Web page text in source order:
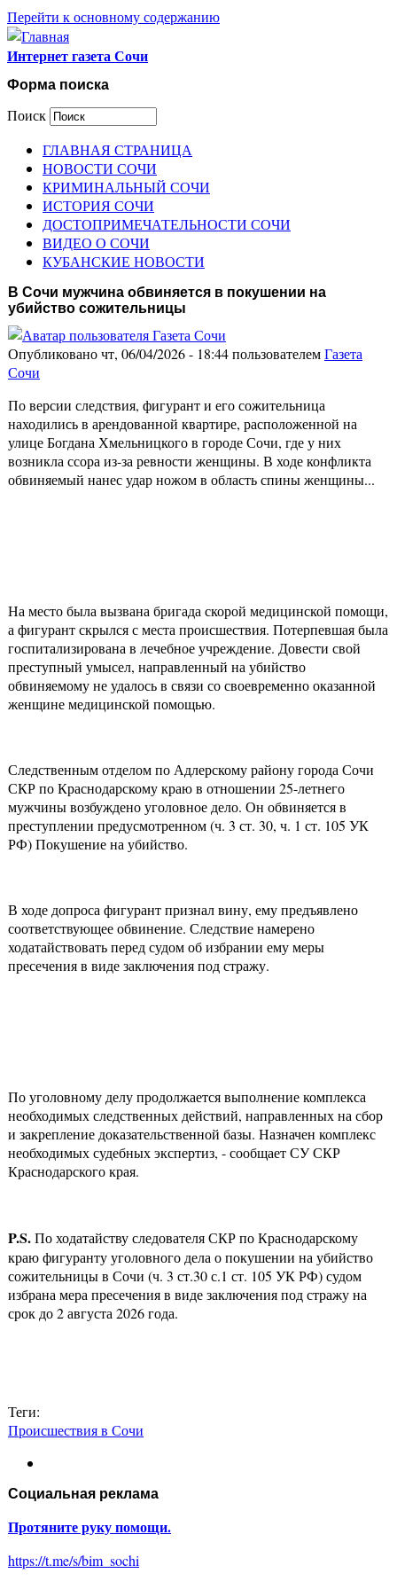
Перейти к основному содержанию
Интернет газета Сочи
Форма поиска
Поиск
ГЛАВНАЯ СТРАНИЦА
НОВОСТИ СОЧИ
КРИМИНАЛЬНЫЙ СОЧИ
ИСТОРИЯ СОЧИ
ДОСТОПРИМЕЧАТЕЛЬНОСТИ СОЧИ
ВИДЕО О СОЧИ
КУБАНСКИЕ НОВОСТИ
В Сочи мужчина обвиняется в покушении на
убийство сожительницы
Опубликовано чт, 06/04/2026 - 18:44 пользователемГазета
Сочи
По версии следствия, фигурант и его сожительница
находились в арендованной квартире, расположенной на
улице Богдана Хмельницкого в городе Сочи, где у них
возникла ссора из-за ревности женщины. В ходе конфликта
обвиняемый нанес удар ножом в область спины женщины...
На место была вызвана бригада скорой медицинской помощи,
а фигурант скрылся с места происшествия. Потерпевшая была
госпитализирована в лечебное учреждение. Довести свой
преступный умысел, направленный на убийство
обвиняемому не удалось в связи со своевременно оказанной
женщине медицинской помощью.
Следственным отделом по Адлерскому району города Сочи
СКР по Краснодарскому краю в отношении 25-летнего
мужчины возбуждено уголовное дело. Он обвиняется в
преступлении предусмотренном (ч. 3 ст. 30, ч. 1 ст. 105 УК
РФ) Покушение на убийство.
В ходе допроса фигурант признал вину, ему предъявлено
соответствующее обвинение. Следствие намерено
ходатайствовать перед судом об избрании ему меры
пресечения в виде заключения под стражу.
По уголовному делу продолжается выполнение комплекса
необходимых следственных действий, направленных на сбор
и закрепление доказательственной базы. Назначен комплекс
необходимых судебных экспертиз, - сообщает СУ СКР
Краснодарского края.
P.S.По ходатайству следователя СКР по Краснодарскому
краю фигуранту уголовного дела о покушении на убийство
сожительницы в Сочи (ч. 3 ст.30 с.1 ст. 105 УК РФ) судом
избрана мера пресечения в виде заключения под стражу на
срок до 2 августа 2026 года.
Теги:
Происшествия в Сочи
Социальная реклама
Протяните руку помощи.
https://t.me/s/bim_sochi